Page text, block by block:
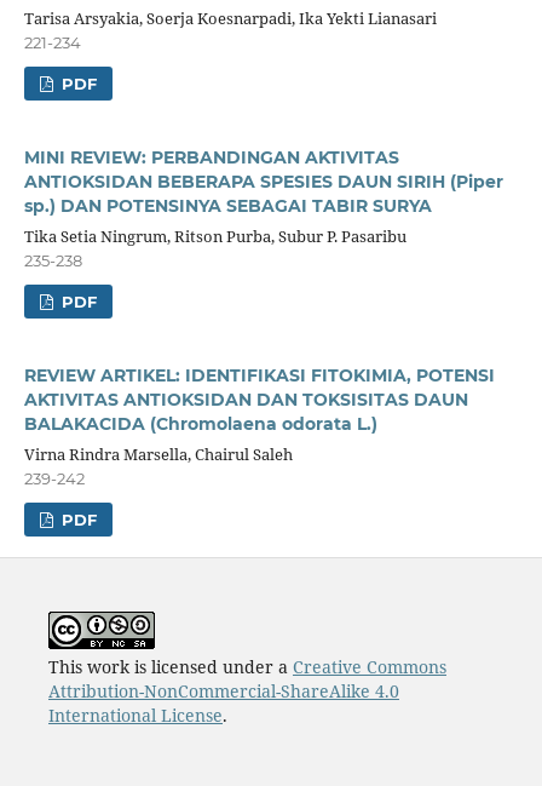
Tarisa Arsyakia, Soerja Koesnarpadi, Ika Yekti Lianasari
221-234
PDF
MINI REVIEW: PERBANDINGAN AKTIVITAS
ANTIOKSIDAN BEBERAPA SPESIES DAUN SIRIH (Piper
sp.) DAN POTENSINYA SEBAGAI TABIR SURYA
Tika Setia Ningrum, Ritson Purba, Subur P. Pasaribu
235-238
PDF
REVIEW ARTIKEL: IDENTIFIKASI FITOKIMIA, POTENSI
AKTIVITAS ANTIOKSIDAN DAN TOKSISITAS DAUN
BALAKACIDA (Chromolaena odorata L.)
Virna Rindra Marsella, Chairul Saleh
239-242
PDF
This work is licensed under a Creative Commons
Attribution-NonCommercial-ShareAlike 4.0
International License.